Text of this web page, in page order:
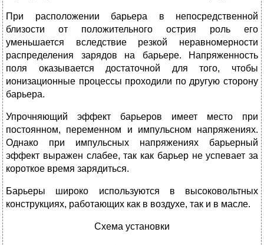
При расположении барьера в непосредственной
близости от положительного острия роль его
уменьшается вследствие резкой неравномерности
распределения зарядов на барьере. Напряженность
поля оказывается достаточной для того, чтобы
ионизационные процессы проходили по другую сторону
барьера.
Упрочняющий эффект барьеров имеет место при
постоянном, переменном и импульсном напряжениях.
Однако при импульсных напряжениях барьерный
эффект выражен слабее, так как барьер не успевает за
короткое время зарядиться.
Барьеры широко используются в высоковольтных
конструкциях, работающих как в воздухе, так и в масле.
Схема установки